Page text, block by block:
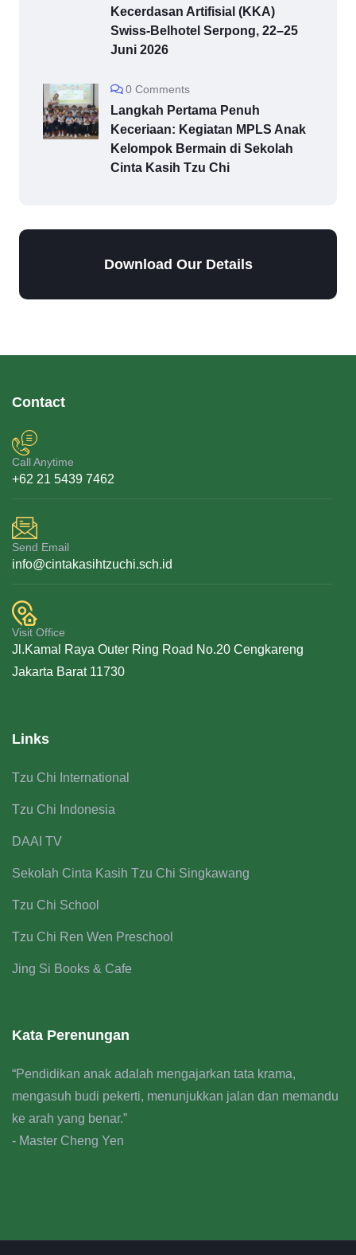
Kecerdasan Artifisial (KKA)
Swiss-Belhotel Serpong, 22–25
Juni 2026
0 Comments
Langkah Pertama Penuh
Keceriaan: Kegiatan MPLS Anak
Kelompok Bermain di Sekolah
Cinta Kasih Tzu Chi
Download Our Details
Contact
Call Anytime
+62 21 5439 7462
Send Email
info@cintakasihtzuchi.sch.id
Visit Office
Jl.Kamal Raya Outer Ring Road No.20 Cengkareng
Jakarta Barat 11730
Links
Tzu Chi International
Tzu Chi Indonesia
DAAI TV
Sekolah Cinta Kasih Tzu Chi Singkawang
Tzu Chi School
Tzu Chi Ren Wen Preschool
Jing Si Books & Cafe
Kata Perenungan
“Pendidikan anak adalah mengajarkan tata krama,
mengasuh budi pekerti, menunjukkan jalan dan memandu
ke arah yang benar.”
- Master Cheng Yen